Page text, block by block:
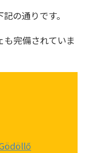
の通りです。
完備されていま